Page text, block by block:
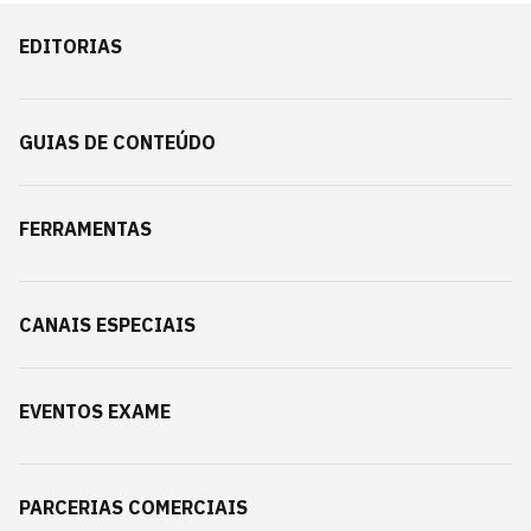
EDITORIAS
GUIAS DE CONTEÚDO
FERRAMENTAS
CANAIS ESPECIAIS
EVENTOS EXAME
PARCERIAS COMERCIAIS